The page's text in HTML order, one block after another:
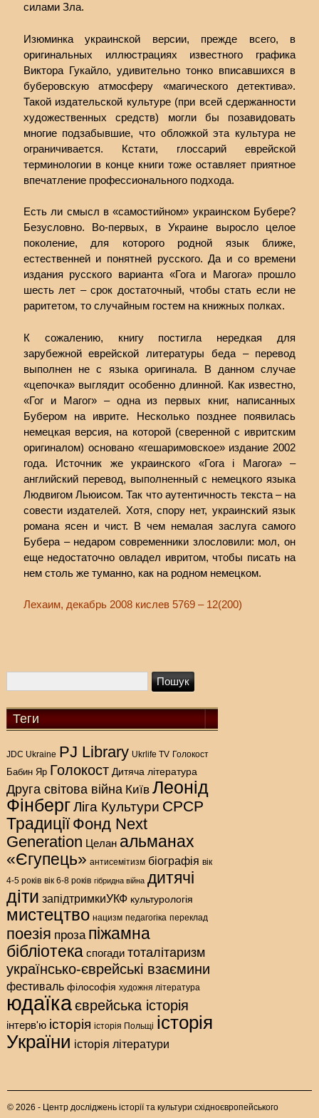
силами Зла.
Изюминка украинской версии, прежде всего, в
оригинальных иллюстрациях известного графика
Виктора Гукайло, удивительно тонко вписавшихся в
буберовскую атмосферу «магического детектива».
Такой издательской культуре (при всей сдержанности
художественных средств) могли бы позавидовать
многие подзабывшие, что обложкой эта культура не
ограничивается. Кстати, глоссарий еврейской
терминологии в конце книги тоже оставляет приятное
впечатление профессионального подхода.
Есть ли смысл в «самостийном» украинском Бубере?
Безусловно. Во-первых, в Украине выросло целое
поколение, для которого родной язык ближе,
естественней и понятней русского. Да и со времени
издания русского варианта «Гога и Магога» прошло
шесть лет – срок достаточный, чтобы стать если не
раритетом, то случайным гостем на книжных полках.
К сожалению, книгу постигла нередкая для
зарубежной еврейской литературы беда – перевод
выполнен не с языка оригинала. В данном случае
«цепочка» выглядит особенно длинной. Как известно,
«Гог и Магог» – одна из первых книг, написанных
Бубером на иврите. Несколько позднее появилась
немецкая версия, на которой (сверенной с ивритским
оригиналом) основано «гешаримовское» издание 2002
года. Источник же украинского «Гога і Магога» –
английский перевод, выполненный с немецкого языка
Людвигом Льюисом. Так что аутентичность текста – на
совести издателей. Хотя, спору нет, украинский язык
романа ясен и чист. В чем немалая заслуга самого
Бубера – недаром современники злословили: мол, он
еще недостаточно овладел ивритом, чтобы писать на
нем столь же туманно, как на родном немецком.
Лехаим, декабрь 2008 кислев 5769 – 12(200)
Теги
JDC Ukraine PJ Library Ukrlife TV Голокост
Бабин Яр Голокост Дитяча література
Друга світова війна Київ Леонід
Фінберг Ліга Культури СРСР
ТрадиціїФонд Next
Generation Целан альманах
«Єгупець» антисемітизм біографія вік
4-5 років вік 6-8 років гібридна війна дитячі
діти запідтримкиУКФ культурологія
мистецтво нацизм педагогіка переклад
поезія проза піжамна
бібліотека спогади тоталітаризм
українсько-єврейські взаємини
фестиваль філософія художня література
юдаїкаєврейська історія
інтерв'ю історія історія Польщі історія
України історія літератури
© 2026 - Центр досліджень історії та культури східноєвропейського